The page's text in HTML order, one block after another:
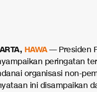
HAWA— Presiden
peringatan
organisasi non-
ini disampaikan